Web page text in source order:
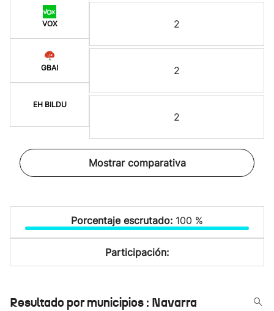
VOX
GBAI
EH BILDU
2
2
2
Mostrar comparativa
Porcentaje escrutado: 100 %
Participación:
Resultado por municipios : Navarra